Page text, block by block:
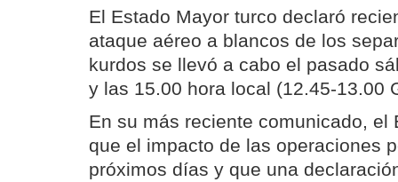
El Estado Mayor turco declaró
ataque aéreo a blancos de los
kurdos se llevó a cabo el pasado
y las 15.00 hora local (12.45-13.00
En su más reciente comunicado, el
que el impacto de las operaciones
próximos días y que una